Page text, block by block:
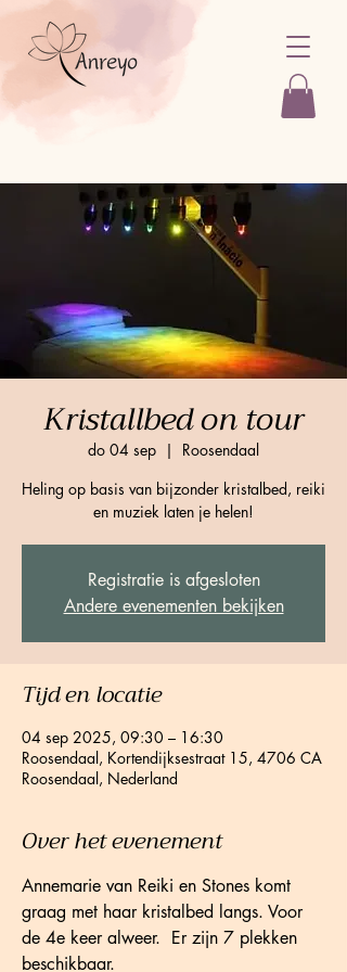
Kristallbed on tour
do 04 sep
  |
Roosendaal
Heling op basis van bijzonder kristalbed, reiki
en muziek laten je helen!
Registratie is afgesloten
Andere evenementen bekijken
Tijd en locatie
04 sep 2025, 09:30 – 16:30
Roosendaal, Kortendijksestraat 15, 4706 CA
Roosendaal, Nederland
Over het evenement
Annemarie van Reiki en Stones komt
graag met haar kristalbed langs. Voor
de 4e keer alweer.  Er zijn 7 plekken
beschikbaar.